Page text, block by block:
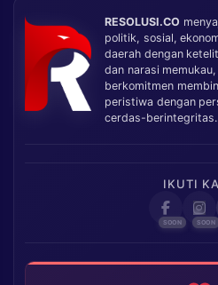
RESOLUSI.CO
politik, sosial,
daerah dengan
dan narasi
berkomitmen
peristiwa dengan
cerdas-berintegritas.
IKUTI